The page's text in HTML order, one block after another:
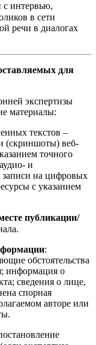
с интервью,
в сети
речи в диалогах
для
экспертизы
материалы:
текстов –
(скриншоты) веб-
точного
и
записи на цифровых
с указанием
публикации/
:
обстоятельства
информация о
сведения о лице,
спорная
авторе или